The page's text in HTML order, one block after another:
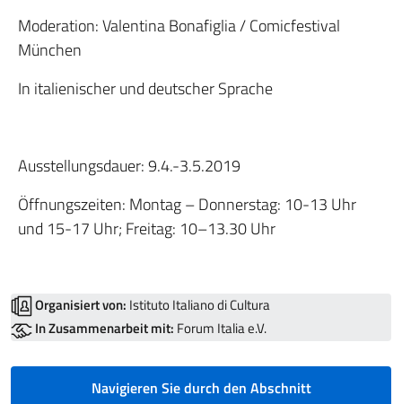
Moderation: Valentina Bonafiglia / Comicfestival
München
In italienischer und deutscher Sprache
Ausstellungsdauer: 9.4.-3.5.2019
Öffnungszeiten: Montag – Donnerstag: 10-13 Uhr
und 15-17 Uhr; Freitag: 10–13.30 Uhr
Organisiert von: Istituto Italiano di Cultura
In Zusammenarbeit mit: Forum Italia e.V.
Navigieren Sie durch den Abschnitt